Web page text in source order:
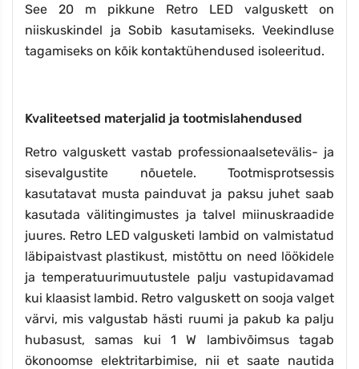
See 20 m pikkune Retro LED valguskett on
niiskuskindel ja Sobib kasutamiseks. Veekindluse
tagamiseks on kõik kontaktühendused isoleeritud.
Kvaliteetsed materjalid ja tootmislahendused
Retro valguskett vastab professionaalsetevälis- ja
sisevalgustite nõuetele. Tootmisprotsessis
kasutatavat musta painduvat ja paksu juhet saab
kasutada välitingimustes ja talvel miinuskraadide
juures. Retro LED valgusketi lambid on valmistatud
läbipaistvast plastikust, mistõttu on need löökidele
ja temperatuurimuutustele palju vastupidavamad
kui klaasist lambid. Retro valguskett on sooja valget
värvi, mis valgustab hästi ruumi ja pakub ka palju
hubasust, samas kui 1 W lambivõimsus tagab
ökonoomse elektritarbimise, nii et saate nautida